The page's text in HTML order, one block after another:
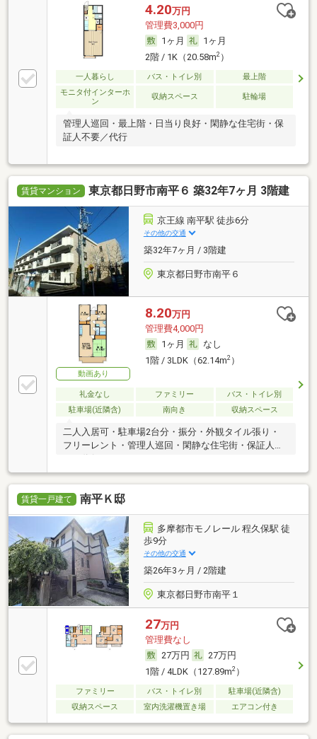
4.20万円
管理費3,000円
1ヶ月
1ヶ月
2階 / 1K（20.58m2）
一人暮らし バス・トイレ別
最上階
モニタ付インターホ
ン
収納スペース 駐輪場
管理人巡回・最上階・日当り良好・閑静な住宅街・保
証人不要／代行
賃貸マンション 東京都日野市南平６ 築32年7ヶ月 3階建
京王線 南平駅 徒歩6分
その他の交通
築32年7ヶ月 / 3階建
東京都日野市南平６
動画あり
8.20万円
管理費4,000円
1ヶ月
なし
1階 / 3LDK（62.14m2）
礼金なし ファミリー
バス・トイレ別
駐車場(近隣含)
南向き 収納スペース
二人入居可・駐車場2台分・振分・外観タイル張り・
フリーレント・管理人巡回・閑静な住宅街・保証人不
賃貸一戸建て 南平Ｋ邸
多摩都市モノレール 程久保駅 徒
歩9分
その他の交通
築26年3ヶ月 / 2階建
東京都日野市南平１
27万円
管理費なし
27万円
27万円
1階 / 4LDK（127.89m2）
ファミリー バス・トイレ別
駐車場(近隣含)
収納スペース
室内洗濯機置き場 エアコン付き